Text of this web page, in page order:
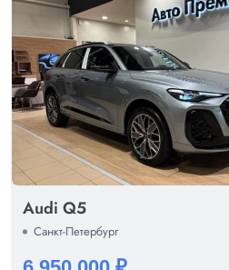
Audi Q5
Санкт-Петербург